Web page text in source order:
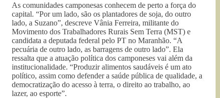
As comunidades camponesas conhecem de perto a força do
capital. “Por um lado, são os plantadores de soja, do outro
lado, a Suzano”, descreve Vânia Ferreira, militante do
Movimento dos Trabalhadores Rurais Sem Terra (MST) e
candidata a deputada federal pelo PT no Maranhão. “A
pecuária de outro lado, as barragens de outro lado”. Ela
ressalta que a atuação política dos camponeses vai além da
institucionalidade. “Produzir alimentos saudáveis é um ato
político, assim como defender a saúde pública de qualidade, a
democratização do acesso à terra, o direito ao trabalho, ao
lazer, ao esporte”.